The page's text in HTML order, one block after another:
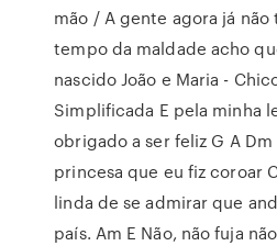
mão / A gente agora já
tempo da maldade acho
nascido João e Maria -
Simplificada E pela minha
obrigado a ser feliz G A
princesa que eu fiz coroar
linda de se admirar que
país. Am E Não, não fuja